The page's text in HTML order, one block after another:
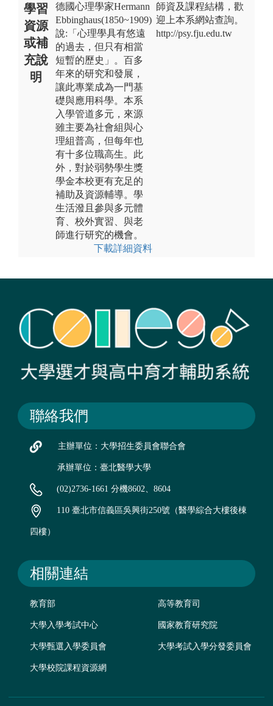
學習
資源
或補
充說
明
德國心理學家Hermann
Ebbinghaus(1850~1909)
說:「心理學具有悠遠
的過去，但只有相當
短暫的歷史」。百多
年來的研究和發展，
讓此專業成為一門基
礎與應用科學。本系
入學管道多元，來源
雖主要為社會組與心
理組普高，但每年也
有十多位職高生。此
外，對於弱勢學生獎
學金本校更有充足的
補助及資源輔導。學
生活潑且參與多元體
育、校外實習、與老
師進行研究的機會。
下載詳細資料
師資及課程結構，歡
迎上本系網站查詢。
http://psy.fju.edu.tw
聯絡我們
主辦單位：大學招生委員會聯合會
承辦單位：臺北醫學大學
(02)2736-1661 分機8602、8604
110 臺北市信義區吳興街250號（醫學綜合大樓後棟
四樓）
相關連結
教育部 高等教育司
大學入學考試中心 國家教育研究院
大學甄選入學委員會 大學考試入學分發委員會
大學校院課程資源網